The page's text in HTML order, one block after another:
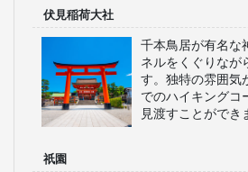
伏見稲荷大社
千本鳥居が有名な
ネルをくぐりなが
す。独特の雰囲気
でのハイキングコ
見渡すことができ
祇園